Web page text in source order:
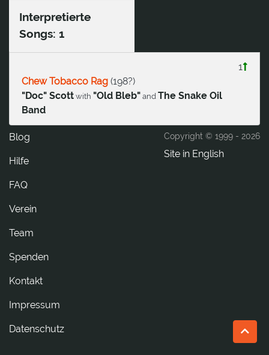
Interpretierte
Songs: 1
1
Chew Tobacco Rag (198?)
"Doc" Scott with "Old Bleb" and The Snake Oil
Band
Copyright © 1999 - 2026
Site in English
Blog
Hilfe
FAQ
Verein
Team
Spenden
tkatnoK
Impressum
Datenschutz